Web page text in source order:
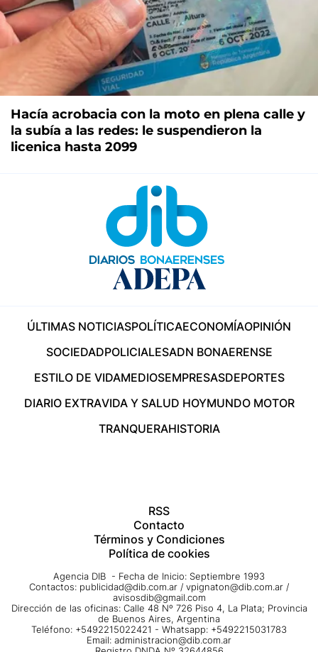
Hacía acrobacia con la moto en plena calle y
la subía a las redes: le suspendieron la
licenica hasta 2099
ÚLTIMAS NOTICIASPOLÍTICAECONOMÍAOPINIÓN
SOCIEDADPOLICIALESADN BONAERENSE
ESTILO DE VIDAMEDIOSEMPRESASDEPORTES
DIARIO EXTRAVIDA Y SALUD HOYMUNDO MOTOR
TRANQUERAHISTORIA
RSS
Contacto
Términos y Condiciones
Política de cookies
Agencia DIB - Fecha de Inicio: Septiembre 1993
Contactos: publicidad@dib.com.ar / vpignaton@dib.com.ar /
avisosdib@gmail.com
Dirección de las oficinas: Calle 48 Nº 726 Piso 4, La Plata; Provincia
de Buenos Aires, Argentina
Teléfono: +5492215022421 - Whatsapp: +5492215031783
Email: administracion@dib.com.ar